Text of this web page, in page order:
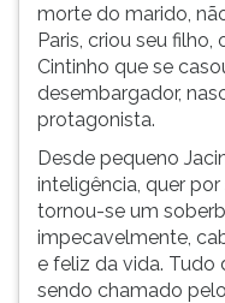
morte do marido,
Paris, criou seu
Cintinho que se
desembargador,
protagonista.
Desde pequeno
inteligência, quer
tornou-se um
impecavelmente,
e feliz da vida. Tudo
sendo chamado